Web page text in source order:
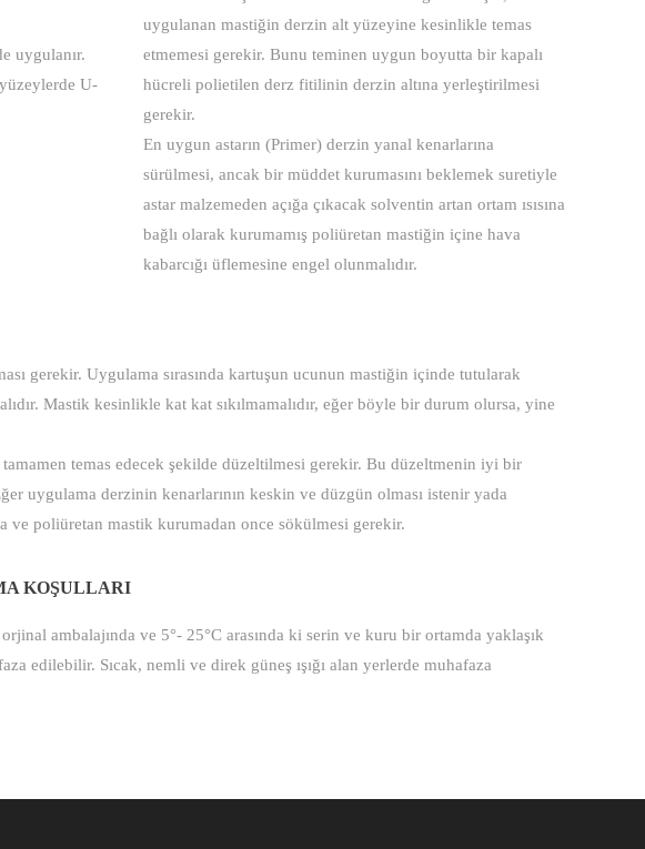
uygulanır.
U-
uygulanan mastiğin derzin alt yüzeyine kesinlikle temas
etmemesi gerekir. Bunu teminen uygun boyutta bir kapalı
hücreli polietilen derz fitilinin derzin altına yerleştirilmesi
gerekir.
En uygun astarın (Primer) derzin yanal kenarlarına
sürülmesi, ancak bir müddet kurumasını beklemek suretiyle
astar malzemeden açığa çıkacak solventin artan ortam ısısına
bağlı olarak kurumamış poliüretan mastiğin içine hava
kabarcığı üflemesine engel olunmalıdır.
gerekir. Uygulama sırasında kartuşun ucunun mastiğin içinde tutularak
Mastik kesinlikle kat kat sıkılmamalıdır, eğer böyle bir durum olursa, yine
temas edecek şekilde düzeltilmesi gerekir. Bu düzeltmenin iyi bir
uygulama derzinin kenarlarının keskin ve düzgün olması istenir yada
ve poliüretan mastik kurumadan once sökülmesi gerekir.
KOŞULLARI
ambalajında ve 5°- 25°C arasında ki serin ve kuru bir ortamda yaklaşık
edilebilir. Sıcak, nemli ve direk güneş ışığı alan yerlerde muhafaza